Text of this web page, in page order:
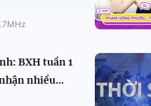
BXH tuần 1
nhiều...